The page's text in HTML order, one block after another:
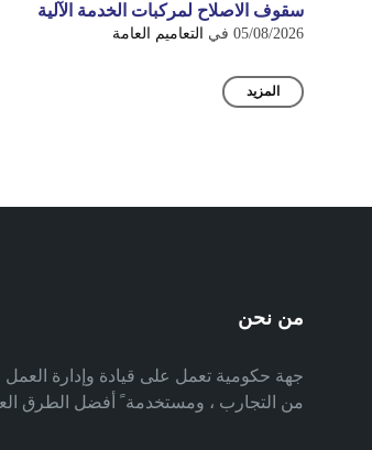
سقوف الاصلاح لمركبات الخدمة الآلية
05/08/2026 في التعاميم العامة
المزيد
من نحن
جهة حكومية تعمل على قيادة وإدارة
من التجارب ، ومستخدمة ً أفضل الطرق